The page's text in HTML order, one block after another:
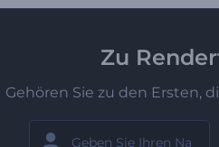
Zu
Gehören Sie zu den Ersten,